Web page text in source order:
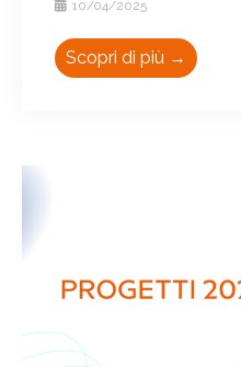
10/04/2025
Scopri di più →